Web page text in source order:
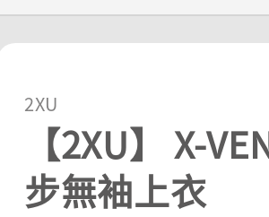
2XU
【2XU】 X-
步無袖上衣